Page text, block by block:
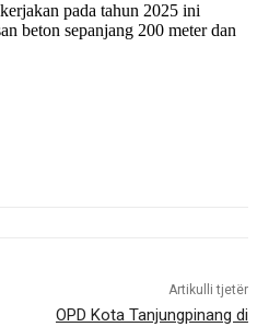
pada tahun 2025 ini
beton sepanjang 200 meter dan
Artikulli tjetër
OPD Kota Tanjungpinang di